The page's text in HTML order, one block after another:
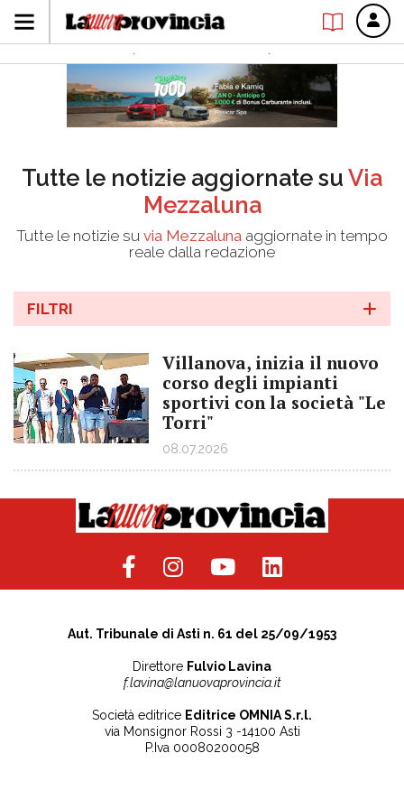
Tutte le notizie aggiornate su Via
Mezzaluna
Tutte le notizie su via Mezzaluna aggiornate in tempo
reale dalla redazione
FILTRI
Villanova, inizia il nuovo
corso degli impianti
sportivi con la società "Le
Torri"
08.07.2026
Aut. Tribunale di Asti n. 61 del 25/09/1953
Direttore Fulvio Lavina
f.lavina@lanuovaprovincia.it
Società editrice Editrice OMNIA S.r.l.
via Monsignor Rossi 3 -14100 Asti
P.Iva 00080200058